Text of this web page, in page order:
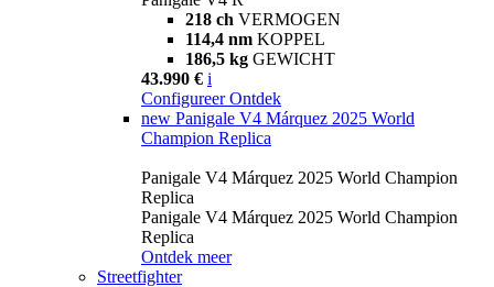
218 ch VERMOGEN
114,4 nm KOPPEL
186,5 kg GEWICHT
43.990 € i
Configureer Ontdek
new Panigale V4 Márquez 2025 World
Champion Replica
Panigale V4 Márquez 2025 World Champion
Replica
Panigale V4 Márquez 2025 World Champion
Replica
Ontdek meer
Streetfighter